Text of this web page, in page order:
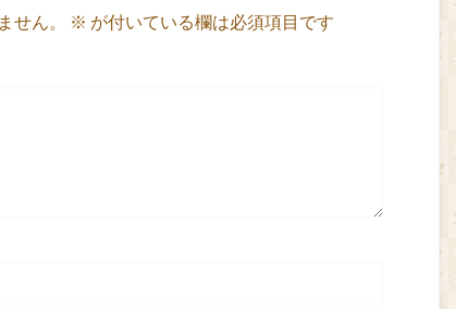
せん。 ※ が付いている欄は必須項目です